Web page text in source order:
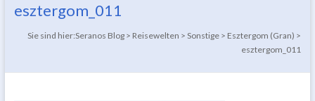
esztergom_011
Sie sind hier:Seranos Blog > Reisewelten >Sonstige > Esztergom (Gran) >
esztergom_011